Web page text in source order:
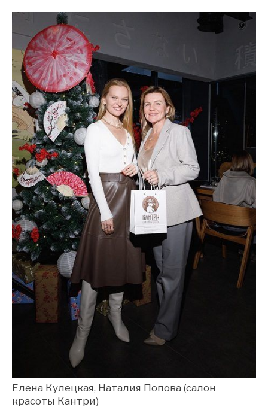
Елена Кулецкая, Наталия Попова (салон
красоты Кантри)